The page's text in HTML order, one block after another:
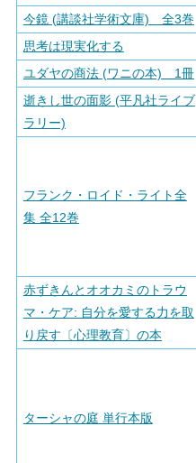
今鏡 (講談社学術文庫) 全3巻
思考は現実化する
ユダヤの商法 (ワニの本) 1冊
逝きし世の面影 (平凡社ライブ
ラリー)
フランク・ロイド・ライト全
集 全12巻
赤ずきんとオオカミのトラウ
マ・ケア: 自分を愛する力を取
り戻す〔心理教育〕の本
ターシャの庭 単行本版